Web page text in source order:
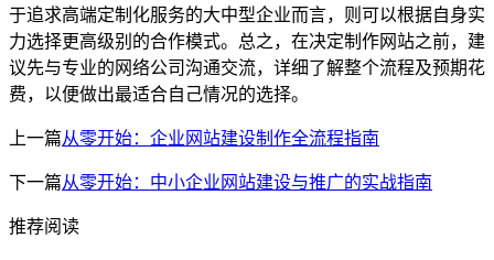
于追求高端定制化服务的大中型企业而言，则可以根据自身实
力选择更高级别的合作模式。总之，在决定制作网站之前，建
议先与专业的网络公司沟通交流，详细了解整个流程及预期花
费，以便做出最适合自己情况的选择。
上一篇从零开始：企业网站建设制作全流程指南
下一篇从零开始：中小企业网站建设与推广的实战指南
推荐阅读